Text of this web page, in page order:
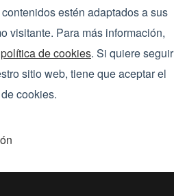
estén adaptados a sus
visitante. Para más información,
política de cookies. Si quiere seguir
sitio web, tiene que aceptar el
cookies.